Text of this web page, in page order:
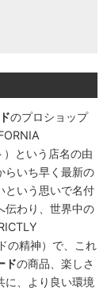
のプロショップ
という店名の由
らいち早く最新の
という思いで名付
伝わり、世界中の
の精神）で、これ
ドの商品、楽しさ
に、より良い環境